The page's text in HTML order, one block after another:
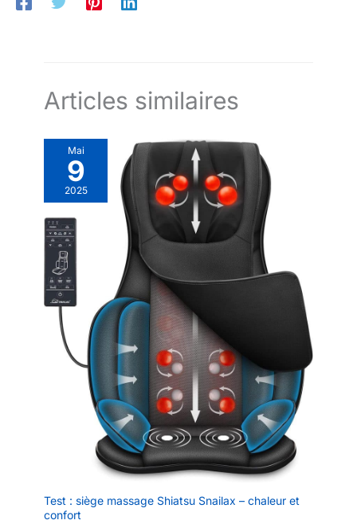
Articles similaires
Mai
9
2025
Test : siège massage Shiatsu Snailax – chaleur et
confort